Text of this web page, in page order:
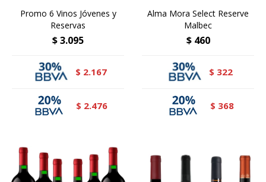
Promo 6 Vinos Jóvenes y
Reservas
$3.095
$ 2.167
$ 2.476
Alma Mora Select Reserve
Malbec
$ 460
$ 322
$ 368